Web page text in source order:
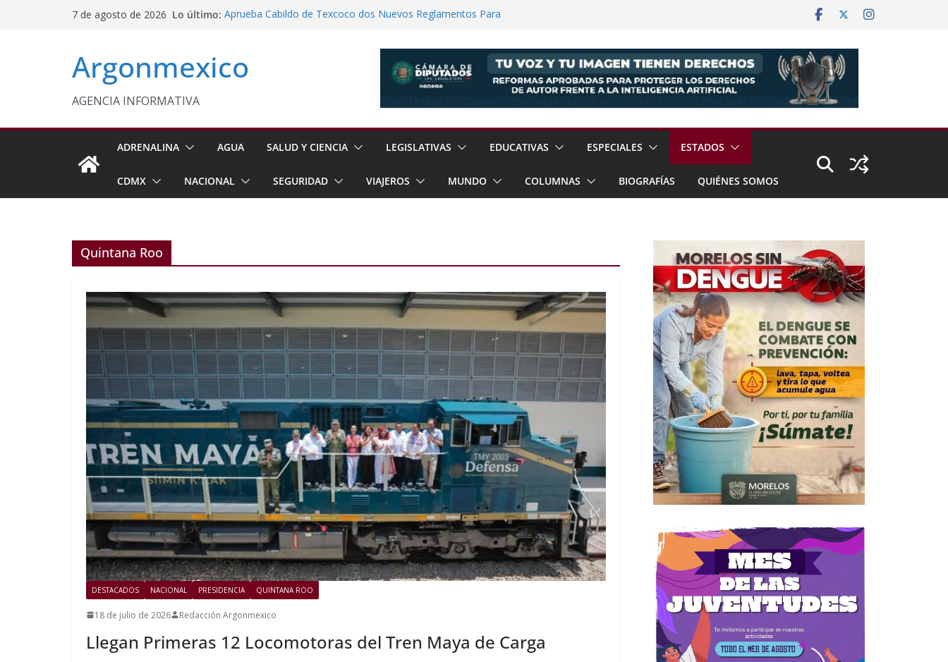
7 de agosto de 2026 Lo último: Aprueba Cabildo de Texcoco dos Nuevos Reglamentos Para
Congreso Pide Reforzar Protección de Menores Ante Riesgos
Mexiquenses
Argonmexico
AGENCIA INFORMATIVA
ADRENALINA AGUA SALUD Y CIENCIA LEGISLATIVAS EDUCATIVAS ESPECIALES ESTADOS
CDMX NACIONAL SEGURIDAD VIAJEROS MUNDO COLUMNAS BIOGRAFÍAS QUIÉNES SOMOS
Quintana Roo
DESTACADOS NACIONAL PRESIDENCIA QUINTANA ROO
18 de julio de 2026 Redacción Argonmexico
Llegan Primeras 12 Locomotoras del Tren Maya de Carga